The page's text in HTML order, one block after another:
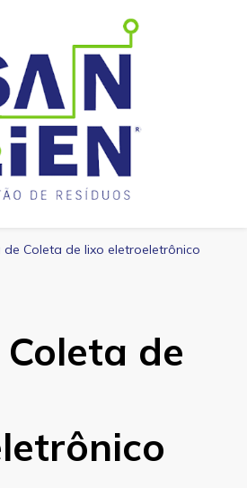
de Coleta de lixo eletroeletrônico
de